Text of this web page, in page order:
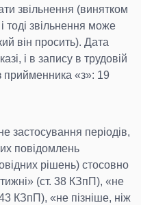
звільнення (винятком
тоді звільнення може
він просить). Дата
і в запису в трудовій
прийменника «з»: 19
застосування періодів,
повідомлень
рішень) стосовно
(ст. 38 КЗпП), «не
КЗпП), «не пізніше, ніж